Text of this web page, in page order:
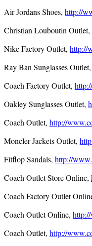
Air Jordans Shoes, http://
Christian Louboutin Outlet,
Nike Factory Outlet, http://
Ray Ban Sunglasses Outlet,
Coach Factory Outlet,
Oakley Sunglasses Outlet,
Coach Outlet, http://
Moncler Jackets Outlet,
Fitflop Sandals, http://
Coach Outlet Store Online,
Coach Factory Outlet
Coach Outlet Online,
Coach Outlet, http://